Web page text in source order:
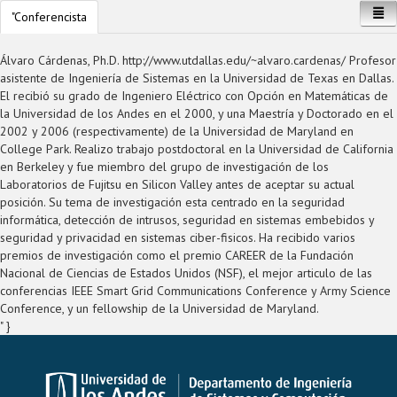
This page can't load Google Maps correctly.
Do you own this website? OK
"Conferencista
Álvaro Cárdenas, Ph.D. http://www.utdallas.edu/~alvaro.cardenas/ Profesor
asistente de Ingeniería de Sistemas en la Universidad de Texas en Dallas.
El recibió su grado de Ingeniero Eléctrico con Opción en Matemáticas de
la Universidad de los Andes en el 2000, y una Maestría y Doctorado en el
2002 y 2006 (respectivamente) de la Universidad de Maryland en
College Park. Realizo trabajo postdoctoral en la Universidad de California
en Berkeley y fue miembro del grupo de investigación de los
Laboratorios de Fujitsu en Silicon Valley antes de aceptar su actual
posición. Su tema de investigación esta centrado en la seguridad
informática, detección de intrusos, seguridad en sistemas embebidos y
seguridad y privacidad en sistemas ciber-fisicos. Ha recibido varios
premios de investigación como el premio CAREER de la Fundación
Nacional de Ciencias de Estados Unidos (NSF), el mejor articulo de las
conferencias IEEE Smart Grid Communications Conference y Army Science
Conference, y un fellowship de la Universidad de Maryland.
" }
Inicio
Noticias
Eventos
Departamento
Información General
Departamento en cifras
Localización
Estructura
PDI Uniandes 2021-2025
Convocatoria Datos
Pregrado
Aspirantes
Descripción del programa
Plan de estudios
Admisiones
Guías de pago
Estudiantes activos
Planeación de horarios
Representante estudiantil
Cursos Equivalentes
Escuela de posgrado
General
Presentación Escuela de Posgrado
Procesos administrativos
Homologaciones
Solicitud información
Maestrías
Admisiones maestría
Asistencias graduadas
Maestría en inteligencia artificial (MAIA)
Doctorado
Conoce las vacantes para tu doctorado
Nuestra gente
Profesores y administrativos
Profesores de Planta
Profesionales distinguidos
Estudiantes
Información General
Investigación
Grupos
IMAGINE
Infraestructura
Datacenter